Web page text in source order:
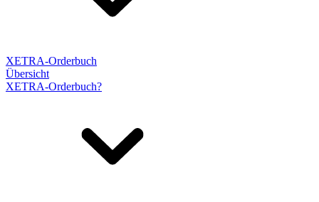
XETRA-Orderbuch
Übersicht
XETRA-Orderbuch?